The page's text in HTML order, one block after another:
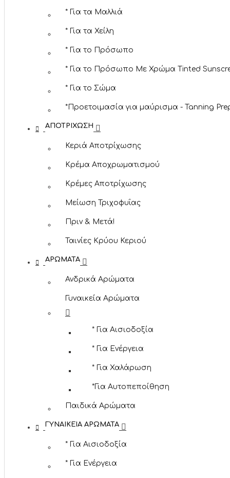
* Για τα Μαλλιά
* Για τα Χείλη
* Για το Πρόσωπο
* Για το Πρόσωπο Με Χρώμα Tinted
* Για το Σώμα
*Προετοιμασία για μαύρισμα - Tanning
ΑΠΟΤΡΊΧΩΣΗ
Κεριά Αποτρίχωσης
Κρέμα Αποχρωματισμού
Κρέμες Αποτρίχωσης
Μείωση Τριχοφυΐας
Πριν & Μετά!
Ταινίες Κρύου Κεριού
ΑΡΏΜΑΤΑ
Ανδρικά Αρώματα
Γυναικεία Αρώματα
* Για Αισιοδοξία
* Για Ενέργεια
* Για Χαλάρωση
*Για Αυτοπεποίθηση
Παιδικά Αρώματα
ΓΥΝΑΙΚΕΊΑ ΑΡΏΜΑΤΑ
* Για Αισιοδοξία
* Για Ενέργεια